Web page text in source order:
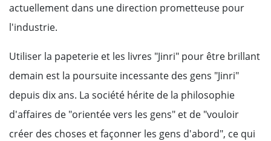
actuellement dans une direction prometteuse pour
l'industrie.
Utiliser la papeterie et les livres "Jinri" pour être brillant
demain est la poursuite incessante des gens "Jinri"
depuis dix ans. La société hérite de la philosophie
d'affaires de "orientée vers les gens" et de "vouloir
créer des choses et façonner les gens d'abord", ce qui